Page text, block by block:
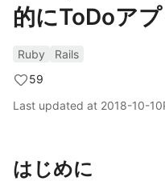
的にToDoア
Ruby
Rails
59
Last updated at 2018-10-10
はじめに